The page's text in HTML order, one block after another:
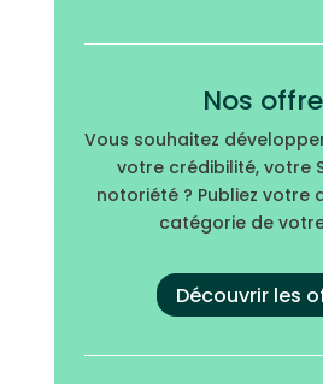
Nos
Vous souhaitez
votre crédibilité, votre
notoriété ? Publiez votre
catégorie de
Découvrir les